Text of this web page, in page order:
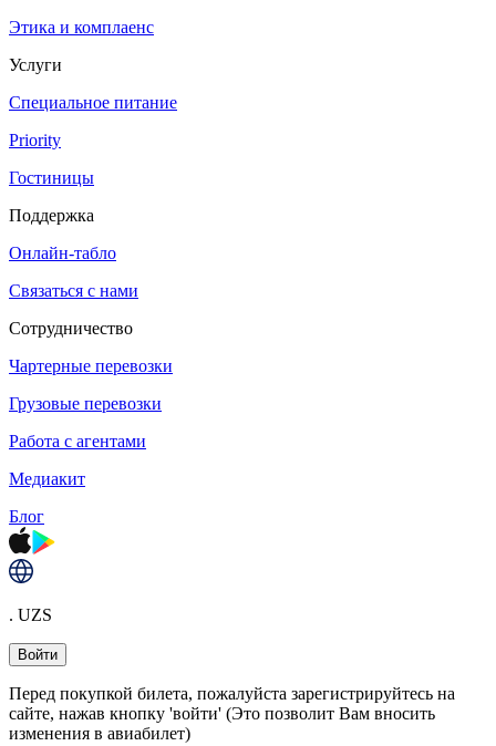
Этика и комплаенс
Услуги
Специальное питание
Priority
Гостиницы
Поддержка
Онлайн-табло
Связаться с нами
Сотрудничество
Чартерные перевозки
Грузовые перевозки
Работа с агентами
Медиакит
Блог
. UZS
Войти
Перед покупкой билета, пожалуйста зарегистрируйтесь на
сайте, нажав кнопку 'войти' (Это позволит Вам вносить
изменения в авиабилет)